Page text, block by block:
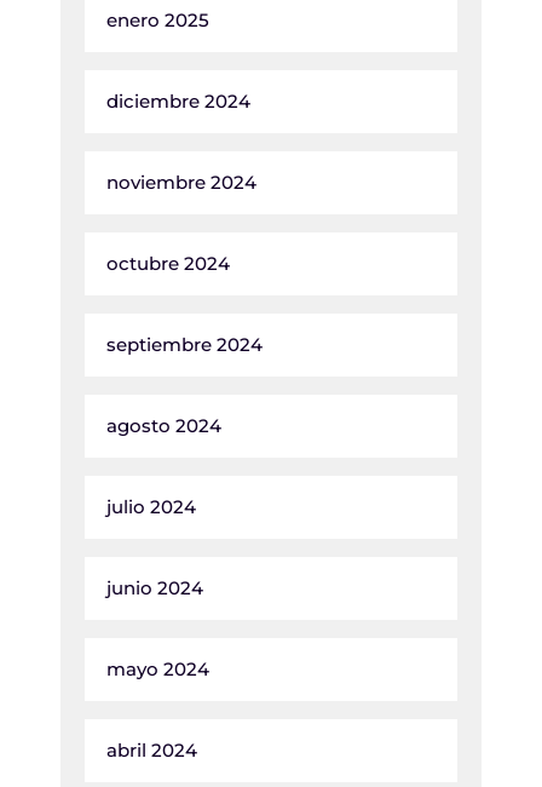
enero 2025
diciembre 2024
noviembre 2024
octubre 2024
septiembre 2024
agosto 2024
julio 2024
junio 2024
mayo 2024
abril 2024